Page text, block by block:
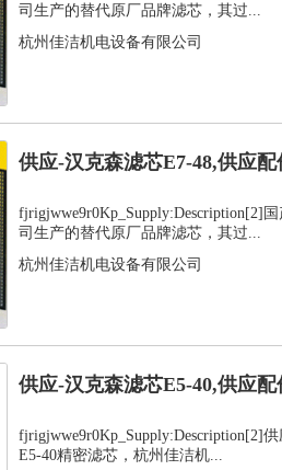
司生产的替代原厂品牌滤芯，其过...
杭州佳洁机电设备有限公司
供应-汉克森滤芯E7-48,供应配
fjrigjwwe9r0Kp_Supply:Description[2]
司生产的替代原厂品牌滤芯，其过...
杭州佳洁机电设备有限公司
供应-汉克森滤芯E5-40,供应配
fjrigjwwe9r0Kp_Supply:Description[2]
E5-40精密滤芯，杭州佳洁机...